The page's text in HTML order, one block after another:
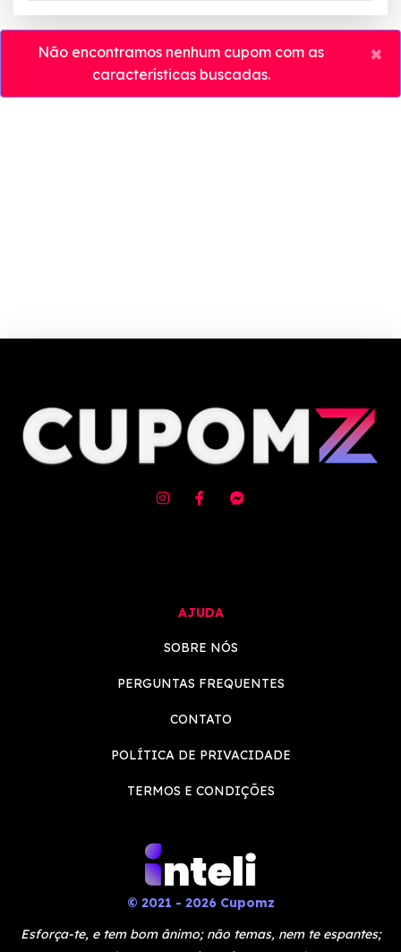
Não encontramos nenhum cupom com as
características buscadas.
×
AJUDA
SOBRE NÓS
PERGUNTAS FREQUENTES
CONTATO
POLÍTICA DE PRIVACIDADE
TERMOS E CONDIÇÕES
© 2021 - 2026 Cupomz
Esforça-te, e tem bom ânimo; não temas, nem te espantes;